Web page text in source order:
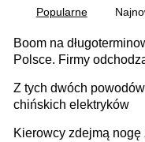
Popularne
Boom na
Polsce. Firmy
Z tych dwóch
chińskich elektryków
Kierowcy zdejmą nogę